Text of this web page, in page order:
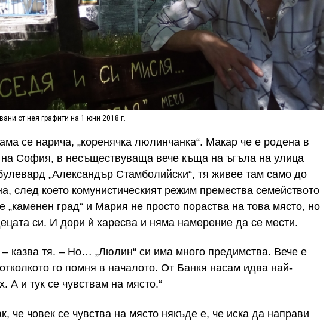
от нея графити на 1 юни 2018 г.
се нарича, „коренячка люлинчанка“. Макар че е родена в
София, в несъществуваща вече къща на ъгъла на улица
„Александър Стамболийски“, тя живее там само до
след което комунистическият режим премества семейството
„каменен град“ и Мария не просто пораства на това място, но
си. И дори ѝ харесва и няма намерение да се мести.
казва тя. – Но… „Люлин“ си има много предимства. Вече е
го помня в началото. От Банкя насам идва най-
А и тук се чувствам на място.“
че човек се чувства на място някъде е, че иска да направи